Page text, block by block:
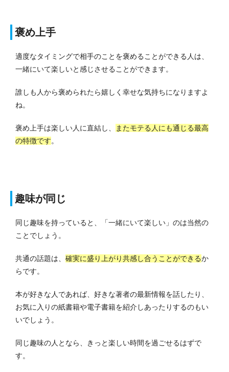
褒め上手
適度なタイミングで相手のことを褒めることができる人は、
一緒にいて楽しいと感じさせることができます。
誰しも人から褒められたら嬉しく幸せな気持ちになりますよ
ね。
褒め上手は楽しい人に直結し、
またモテる人にも通じる最高
の特徴です。
趣味が同じ
同じ趣味を持っていると、「一緒にいて楽しい」のは当然の
ことでしょう。
共通の話題は、 確実に盛り上がり共感し合うことができるか
らです。
本が好きな人であれば、好きな著者の最新情報を話したり、
お気に入りの紙書籍や電子書籍を紹介しあったりするのもい
いでしょう。
同じ趣味の人となら、きっと楽しい時間を過ごせるはずで
す。